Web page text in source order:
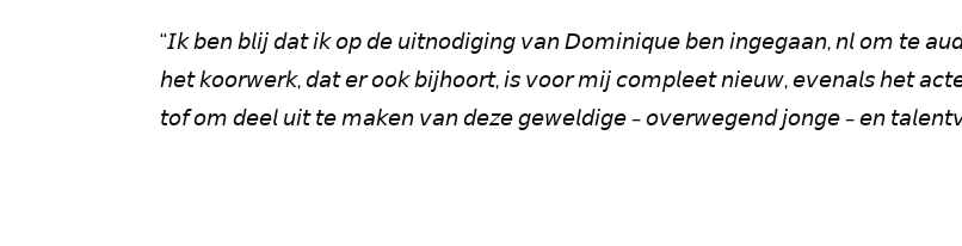
“𝘐𝘬 𝘣𝘦𝘯 𝘣𝘭𝘪𝘫 𝘥𝘢𝘵 𝘪𝘬 𝘰𝘱 𝘥𝘦 𝘶𝘪𝘵𝘯𝘰𝘥𝘪𝘨𝘪𝘯𝘨 𝘷𝘢𝘯 𝘋𝘰𝘮𝘪𝘯𝘪𝘲𝘶𝘦 𝘣𝘦𝘯 𝘪𝘯𝘨𝘦𝘨𝘢𝘢𝘯, 𝘯𝘭 𝘰𝘮 𝘵𝘦
𝘩𝘦𝘵 𝘬𝘰𝘰𝘳𝘸𝘦𝘳𝘬, 𝘥𝘢𝘵 𝘦𝘳 𝘰𝘰𝘬 𝘣𝘪𝘫𝘩𝘰𝘰𝘳𝘵, 𝘪𝘴 𝘷𝘰𝘰𝘳 𝘮𝘪𝘫 𝘤𝘰𝘮𝘱𝘭𝘦𝘦𝘵 𝘯𝘪𝘦𝘶𝘸, 𝘦𝘷𝘦𝘯𝘢𝘭𝘴 𝘩𝘦𝘵
𝘵𝘰𝘧 𝘰𝘮 𝘥𝘦𝘦𝘭 𝘶𝘪𝘵 𝘵𝘦 𝘮𝘢𝘬𝘦𝘯 𝘷𝘢𝘯 𝘥𝘦𝘻𝘦 𝘨𝘦𝘸𝘦𝘭𝘥𝘪𝘨𝘦 – 𝘰𝘷𝘦𝘳𝘸𝘦𝘨𝘦𝘯𝘥 𝘫𝘰𝘯𝘨𝘦 – 𝘦𝘯